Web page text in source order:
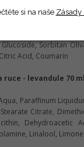
ruce - Bambucké
Aqua, Caprylic/Capric
Sorbitan
Acid, Coumarin
ruce - levandule 70 ml
Paraffinum
Citrate,
Dehydroacetic
Linalool,
si na naše Zásady